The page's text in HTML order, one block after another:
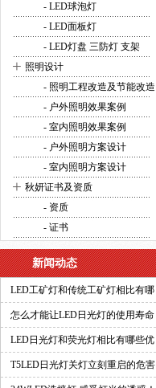
- LED球泡灯
- LED面板灯
- LED灯盘 三防灯 支架
+ 照明设计
- 照明工程改造及节能改造
- 户外照明效果案例
- 室内照明效果案例
- 户外照明方案设计
- 室内照明方案设计
+ 秋妍证书及资质
- 资质
- 证书
新闻动态
LED工矿灯和传统工矿灯相比有哪
些优势？
怎么才能让LED日光灯的使用寿命
更长？
LED日光灯和荧光灯相比有哪些优
势？
T5LED日光灯关灯立刻重启的危害